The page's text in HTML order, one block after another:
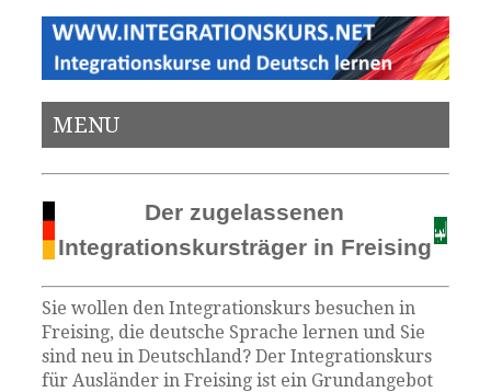
MENU
Der zugelassenen
Integrationskursträger in Freising
Sie wollen den Integrationskurs besuchen in
Freising, die deutsche Sprache lernen und Sie
sind neu in Deutschland? Der Integrationskurs
für Ausländer in Freising ist ein Grundangebot